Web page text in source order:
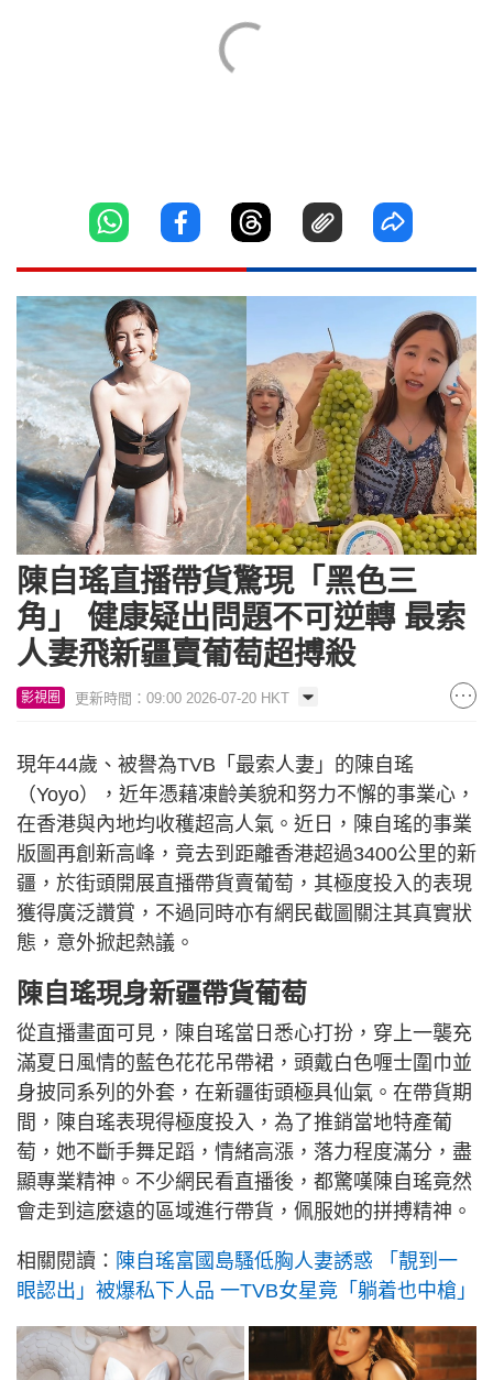
陳自瑤直播帶貨驚現「黑色三
角」 健康疑出問題不可逆轉 最索
人妻飛新疆賣葡萄超搏殺
影視圈 更新時間：09:00 2026-07-20 HKT
現年44歲、被譽為TVB「最索人妻」的陳自瑤
（Yoyo），近年憑藉凍齡美貌和努力不懈的事業心，
在香港與內地均收穫超高人氣。近日，陳自瑤的事業
版圖再創新高峰，竟去到距離香港超過3400公里的新
疆，於街頭開展直播帶貨賣葡萄，其極度投入的表現
獲得廣泛讚賞，不過同時亦有網民截圖關注其真實狀
態，意外掀起熱議。
陳自瑤現身新疆帶貨葡萄
從直播畫面可見，陳自瑤當日悉心打扮，穿上一襲充
滿夏日風情的藍色花花吊帶裙，頭戴白色喱士圍巾並
身披同系列的外套，在新疆街頭極具仙氣。在帶貨期
間，陳自瑤表現得極度投入，為了推銷當地特產葡
萄，她不斷手舞足蹈，情緒高漲，落力程度滿分，盡
顯專業精神。不少網民看直播後，都驚嘆陳自瑤竟然
會走到這麼遠的區域進行帶貨，佩服她的拼搏精神。
相關閱讀： 陳自瑤富國島騷低胸人妻誘惑 「靚到一
眼認出」被爆私下人品 一TVB女星竟「躺着也中槍」